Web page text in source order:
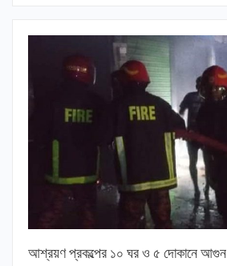
আশ্রয়ণ প্রকল্পের ১০ ঘর ও ৫ দোকানে আগুন